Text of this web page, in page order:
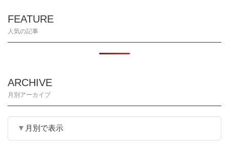
FEATURE
人気の記事
ARCHIVE
月別アーカイブ
月別で表示